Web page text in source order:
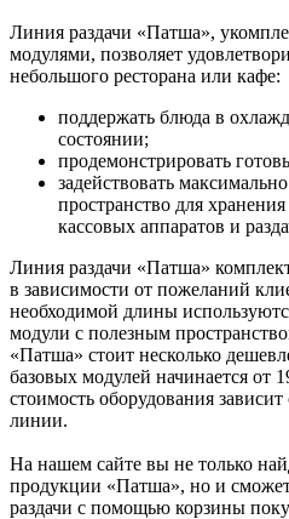
Линия раздачи «Патша»,
модулями, позволяет
небольшого ресторана или кафе:
поддержать блюда в
состоянии;
продемонстрировать
задействовать
пространство для
кассовых аппаратов и
Линия раздачи «Патша»
в зависимости от пожеланий
необходимой длины
модули с полезным
«Патша» стоит несколько
базовых модулей начинается от
стоимость оборудования
линии.
На нашем сайте вы не только
продукции «Патша», но и
раздачи с помощью корзины